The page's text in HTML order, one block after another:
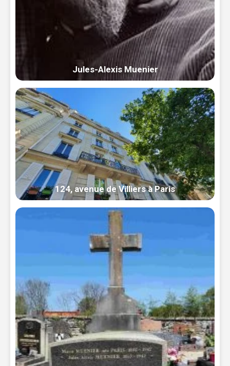
Jules-Alexis Muenier
124, avenue de Villiers à Paris